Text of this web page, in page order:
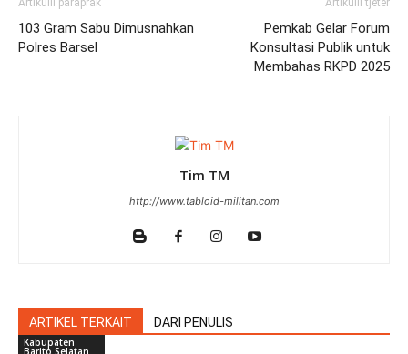
Artikulli paraprak
103 Gram Sabu Dimusnahkan
Polres Barsel
Artikulli tjetër
Pemkab Gelar Forum
Konsultasi Publik untuk
Membahas RKPD 2025
Tim TM
http://www.tabloid-militan.com
ARTIKEL TERKAIT DARI PENULIS
Kabupaten